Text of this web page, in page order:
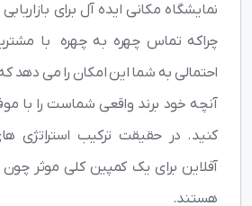
نمایشگاه مکانی ایده آل برای
چراکه تماس چهره به چهره با
احتمالی به شما این امکان را می
آنچه خود برند واقعی شماست را با
کنید. در حقیقت ترکیب استراتژی های
آفلاین برای یک کمپین کلی موثر
هستند.